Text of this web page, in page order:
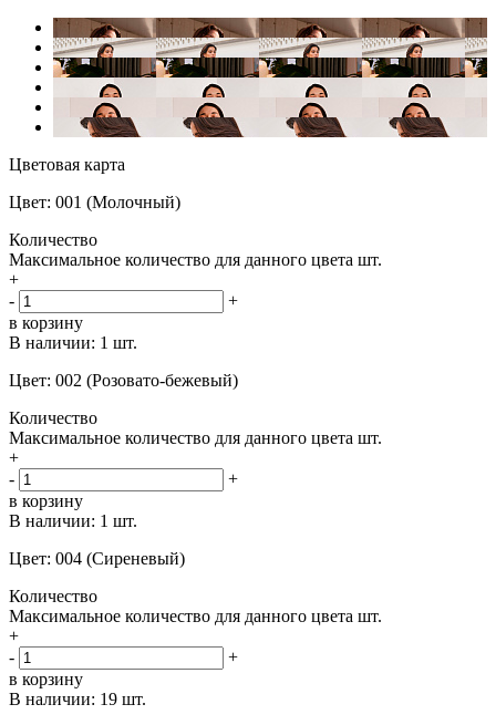
Цветовая карта
Цвет: 001 (Молочный)
Количество
Максимальное количество для данного цвета шт.
+
-
+
в корзину
В наличии: 1 шт.
Цвет: 002 (Розовато-бежевый)
Количество
Максимальное количество для данного цвета шт.
+
-
+
в корзину
В наличии: 1 шт.
Цвет: 004 (Сиреневый)
Количество
Максимальное количество для данного цвета шт.
+
-
+
в корзину
В наличии: 19 шт.